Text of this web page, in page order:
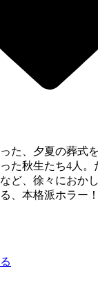
った、夕夏の葬式
た秋生たち4人。
ど、徐々におか
、本格派ホラー！